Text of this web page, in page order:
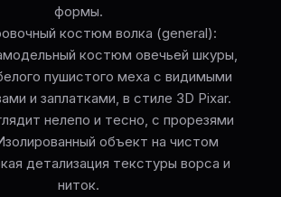
формы.
костюм волка (general):
костюм овечьей шкуры,
пушистого меха с видимыми
и заплатками, в стиле 3D Pixar.
нелепо и тесно, с прорезями
объект на чистом
детализация текстуры ворса и
ниток.